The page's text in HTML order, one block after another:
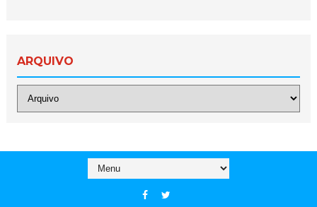
ARQUIVO